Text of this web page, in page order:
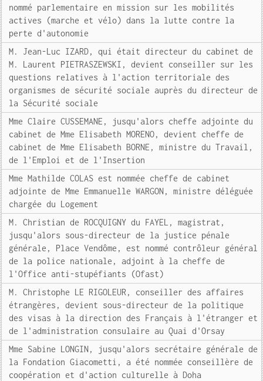
nommé parlementaire en mission sur les mobilités
actives (marche et vélo) dans la lutte contre la
perte d'autonomie
M. Jean-Luc IZARD, qui était directeur du cabinet de
M. Laurent PIETRASZEWSKI, devient conseiller sur les
questions relatives à l'action territoriale des
organismes de sécurité sociale auprès du directeur de
la Sécurité sociale
Mme Claire CUSSEMANE, jusqu'alors cheffe adjointe du
cabinet de Mme Elisabeth MORENO, devient cheffe de
cabinet de Mme Elisabeth BORNE, ministre du Travail,
de l'Emploi et de l'Insertion
Mme Mathilde COLAS est nommée cheffe de cabinet
adjointe de Mme Emmanuelle WARGON, ministre déléguée
chargée du Logement
M. Christian de ROCQUIGNY du FAYEL, magistrat,
jusqu'alors sous-directeur de la justice pénale
générale, Place Vendôme, est nommé contrôleur général
de la police nationale, adjoint à la cheffe de
l'Office anti-stupéfiants (Ofast)
M. Christophe LE RIGOLEUR, conseiller des affaires
étrangères, devient sous-directeur de la politique
des visas à la direction des Français à l'étranger et
de l'administration consulaire au Quai d'Orsay
Mme Sabine LONGIN, jusqu'alors secrétaire générale de
la Fondation Giacometti, a été nommée conseillère de
coopération et d'action culturelle à Doha